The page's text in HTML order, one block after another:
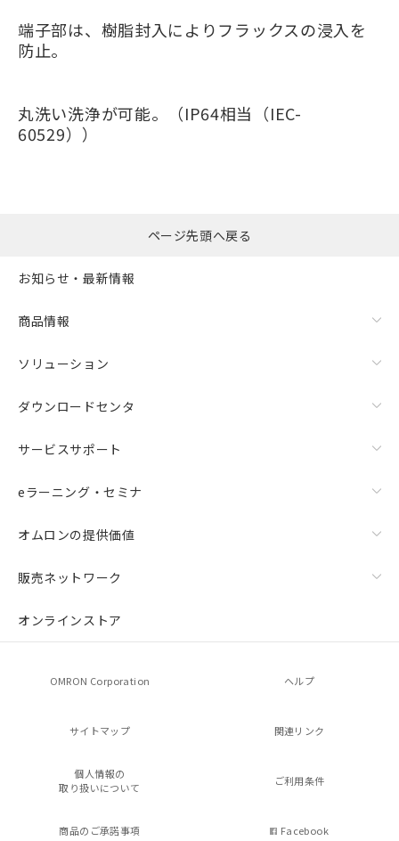
端子部は、樹脂封入によりフラックスの浸入を
防止。
丸洗い洗浄が可能。（IP64相当（IEC-
60529））
ページ先頭へ戻る
お知らせ・最新情報
商品情報
ソリューション
ダウンロードセンタ
サービスサポート
eラーニング・セミナ
オムロンの提供価値
販売ネットワーク
オンラインストア
OMRON Corporation ヘルプ
サイトマップ 関連リンク
個人情報の
取り扱いについて
ご利用条件
商品のご承諾事項 Facebook